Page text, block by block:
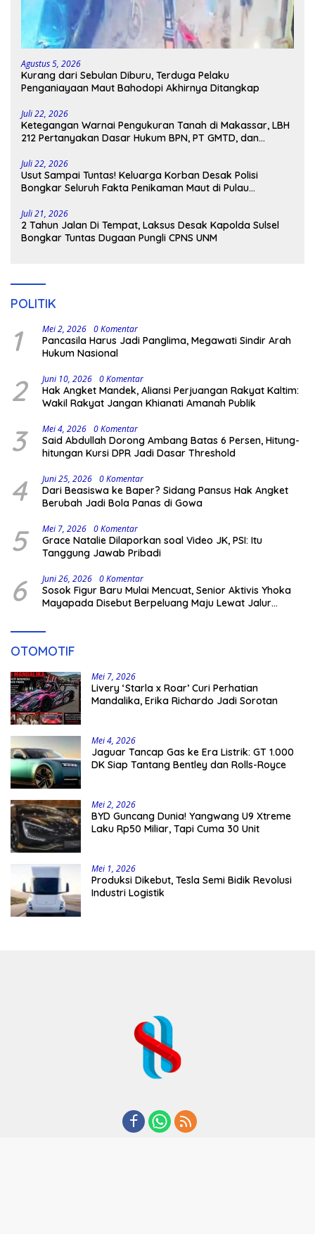
Agustus 5, 2026
Kurang dari Sebulan Diburu, Terduga Pelaku
Penganiayaan Maut Bahodopi Akhirnya Ditangkap
Juli 22, 2026
Ketegangan Warnai Pengukuran Tanah di Makassar, LBH
212 Pertanyakan Dasar Hukum BPN, PT GMTD, dan
Juli 22, 2026
Usut Sampai Tuntas! Keluarga Korban Desak Polisi
Bongkar Seluruh Fakta Penikaman Maut di Pulau
Juli 21, 2026
2 Tahun Jalan Di Tempat, Laksus Desak Kapolda Sulsel
Bongkar Tuntas Dugaan Pungli CPNS UNM
POLITIK
1 Mei 2, 2026 0 Komentar
Pancasila Harus Jadi Panglima, Megawati Sindir Arah
Hukum Nasional
2 Juni 10, 2026 0 Komentar
Hak Angket Mandek, Aliansi Perjuangan Rakyat Kaltim:
Wakil Rakyat Jangan Khianati Amanah Publik
3 Mei 4, 2026 0 Komentar
Said Abdullah Dorong Ambang Batas 6 Persen, Hitung-
hitungan Kursi DPR Jadi Dasar Threshold
4 Juni 25, 2026 0 Komentar
Dari Beasiswa ke Baper? Sidang Pansus Hak Angket
Berubah Jadi Bola Panas di Gowa
5 Mei 7, 2026 0 Komentar
Grace Natalie Dilaporkan soal Video JK, PSI: Itu
Tanggung Jawab Pribadi
6 Juni 26, 2026 0 Komentar
Sosok Figur Baru Mulai Mencuat, Senior Aktivis Yhoka
Mayapada Disebut Berpeluang Maju Lewat Jalur
OTOMOTIF
Mei 7, 2026
Livery ‘Starla x Roar’ Curi Perhatian
Mandalika, Erika Richardo Jadi Sorotan
Mei 4, 2026
Jaguar Tancap Gas ke Era Listrik: GT 1.000
DK Siap Tantang Bentley dan Rolls-Royce
Mei 2, 2026
BYD Guncang Dunia! Yangwang U9 Xtreme
Laku Rp50 Miliar, Tapi Cuma 30 Unit
Mei 1, 2026
Produksi Dikebut, Tesla Semi Bidik Revolusi
Industri Logistik